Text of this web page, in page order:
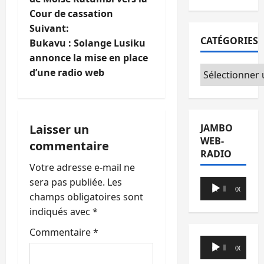
v
i
g
t
i
o
n
d
’
Cour de cassation
Suivant:
Bukavu : Solange Lusiku
annonce la mise en place
d’une radio web
Laisser un
commentaire
Votre adresse e-mail ne
sera pas publiée. Les
champs obligatoires sont
indiqués avec *
Commentaire*
CATÉGORIES
Catégories
JAMBO
WEB-
RADIO
Lecteur
audio
00:00 00:00
Lecteur
audio
00:00 00:00